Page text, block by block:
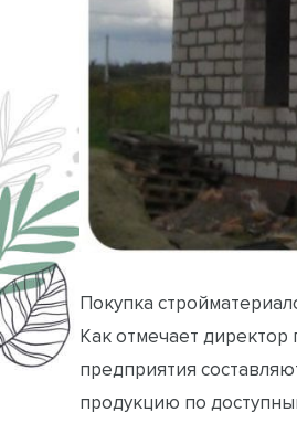
Покупка
Как отмечает
предприятия
продукцию по